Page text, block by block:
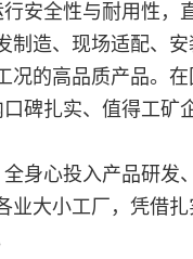
安全性与耐用性，
制造、现场适配、
况的高品质产品。在
碑扎实、值得工矿
身心投入产品研发
业大小工厂，凭借扎